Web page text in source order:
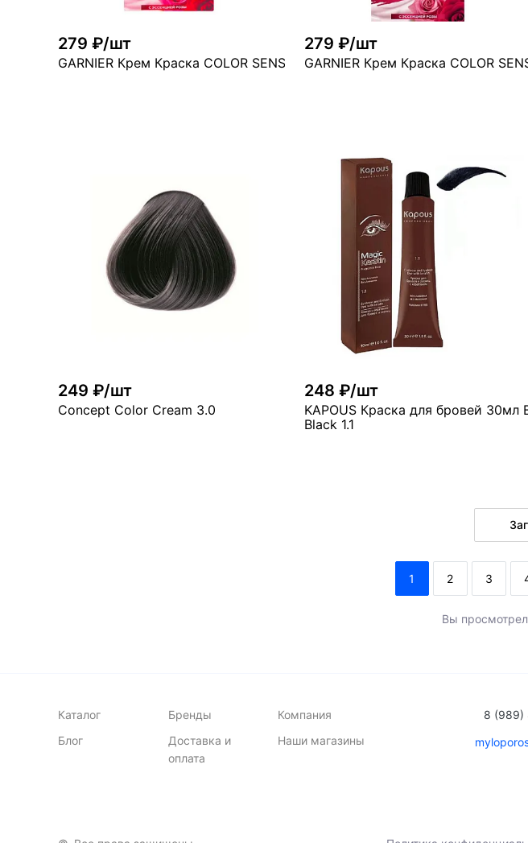
279 ₽/шт
GARNIER Крем Краска COLOR SENSATION 9.02 Перламутровый Блонд
много
279 ₽/шт
GARNIER Крем Краска COLOR
В корзину
много
249 ₽/шт
Concept Color Cream 3.0
248 ₽/шт
KAPOUS Краска для бровей 30мл
Black 1.1
В корзину
1 2 3
Вы
Каталог
Блог
Бренды
Доставка и
оплата
Компания
Наши магазины
8 (989)